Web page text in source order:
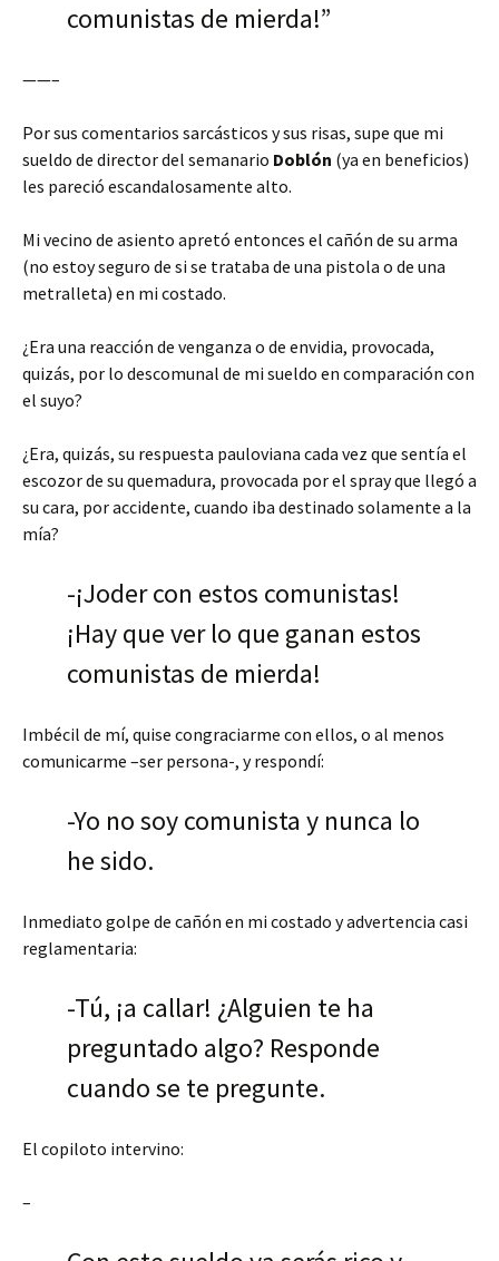
comunistas de mierda!”
——–
Por sus comentarios sarcásticos y sus risas, supe que mi
sueldo de director del semanario Doblón (ya en beneficios)
les pareció escandalosamente alto.
Mi vecino de asiento apretó entonces el cañón de su arma
(no estoy seguro de si se trataba de una pistola o de una
metralleta) en mi costado.
¿Era una reacción de venganza o de envidia, provocada,
quizás, por lo descomunal de mi sueldo en comparación con
el suyo?
¿Era, quizás, su respuesta pauloviana cada vez que sentía el
escozor de su quemadura, provocada por el spray que llegó a
su cara, por accidente, cuando iba destinado solamente a la
mía?
-¡Joder con estos comunistas!
¡Hay que ver lo que ganan estos
comunistas de mierda!
Imbécil de mí, quise congraciarme con ellos, o al menos
comunicarme –ser persona-, y respondí:
-Yo no soy comunista y nunca lo
he sido.
Inmediato golpe de cañón en mi costado y advertencia casi
reglamentaria:
-Tú, ¡a callar! ¿Alguien te ha
preguntado algo? Responde
cuando se te pregunte.
El copiloto intervino:
–